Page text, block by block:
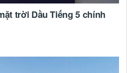
trời Dầu Tiếng 5 chính